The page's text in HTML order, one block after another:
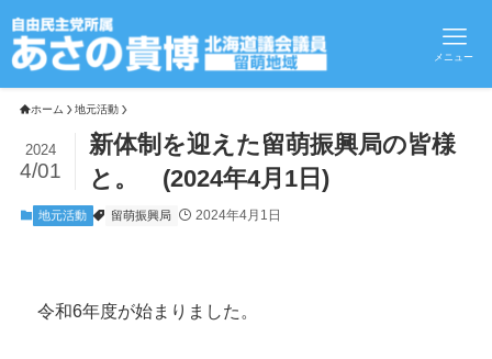
メニュー
ホーム 地元活動
新体制を迎えた留萌振興局の皆様
と。 (2024年4月1日)
2024
4/01
地元活動 留萌振興局 2024年4月1日
令和6年度が始まりました。